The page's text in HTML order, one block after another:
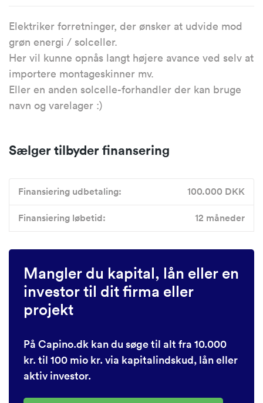
Elektriker forretninger, der ønsker at udvide mod
grøn energi / solceller.
Her vil kunne opnås langt højere avance ved selv at
importere montageskinner mv.
Eller en anden solcelle-forhandler der kan bruge
navn og varelager :)
Sælger tilbyder finansering
Finansiering udbetaling: 100.000 DKK
Finansiering løbetid: 12 måneder
Mangler du kapital, lån eller en
investor til dit firma eller
projekt
På Capino.dk kan du søge til alt fra 10.000
kr. til 100 mio kr. via kapitalindskud, lån eller
aktiv investor.